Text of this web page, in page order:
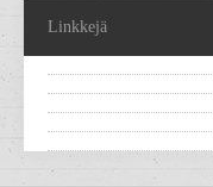
Linkkejä